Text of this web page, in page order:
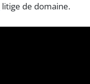
litige de domaine.